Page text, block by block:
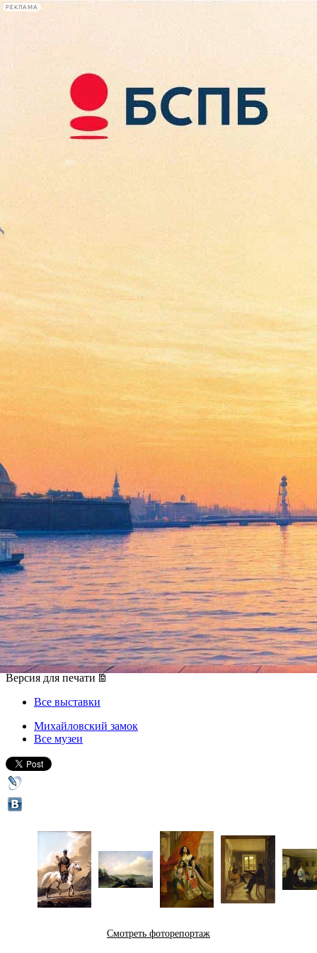
РЕКЛАМА
Сегодня:
2026.08.08
21:12
Афиша Plus
Коллекцию Кокорева
выставят в Михайловском
замке
26 марта 2014, среда-15 апреля 2014, вторник
Версия для печати
Все выставки
Михайловский замок
Все музеи
Смотреть фоторепортаж